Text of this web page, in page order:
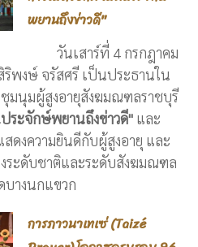
พยานถึงข่าวดี"
วันเสาร์ที่ 4 กรกฎาคม
พงษ์ จรัสศรี เป็นประธานใน
มนุมผู้สูงอายุสังฆมณฑลราชบุรี
ระจักษ์พยานถึงข่าวดี" และ
ดงความยินดีกับผู้สูงอายุ และ
ะดับชาติและระดับสังฆมณฑล
บางนกแขวก
การภาวนาเทเซ่ (Taizé